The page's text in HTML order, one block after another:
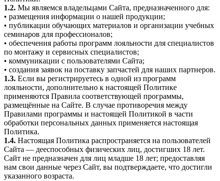
1.2. Мы являемся владельцами Сайта, предназначенного для:
• размещения информации о нашей продукции;
• публикации обучающих материалов и организации учебных
семинаров для профессионалов;
• обеспечения работы программ лояльности для специалистов
по монтажу и сервисных специалистов;
• коммуникации с пользователями Сайта;
• создания заявок на поставку запчастей для наших партнеров.
1.3. Если вы регистрируетесь в одной из программ
лояльности, дополнительно к настоящей Политике
применяются Правила соответствующей программы,
размещённые на Сайте. В случае противоречия между
Правилами программы и настоящей Политикой в части
обработки персональных данных применяется настоящая
Политика.
1.4. Настоящая Политика распространяется на пользователей
Сайта — дееспособных физических лиц, достигших 18 лет.
Сайт не предназначен для лиц младше 18 лет; предоставляя
нам свои данные через Сайт, вы подтверждаете, что достигли
указанного возраста.